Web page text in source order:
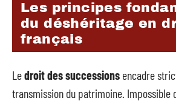
Les principes
du déshéritage en
français
Ledroit des successions encadre
transmission du patrimoine. Impossible